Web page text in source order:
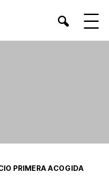
PRIMERA ACOGIDA